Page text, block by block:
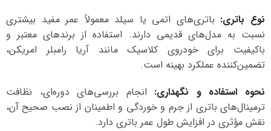
نوع باتری: باتری‌های اتمی یا سیلد معمولاً عمر مفید بیشتری
نسبت به مدل‌های قدیمی دارند. استفاده از برندهای معتبر و
باکیفیت برای خودروی کلاسیک مانند آریا رامبلر امریکن،
تضمین‌کننده عملکرد بهینه است.
نحوه استفاده و نگهداری: انجام بررسی‌های دوره‌ای، نظافت
ترمینال‌های باتری از جرم و خوردگی و اطمینان از نصب صحیح آن،
نقش مؤثری در افزایش طول عمر باتری دارد.